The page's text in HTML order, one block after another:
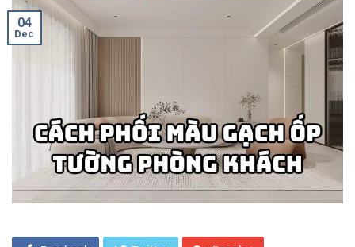
04
Dec